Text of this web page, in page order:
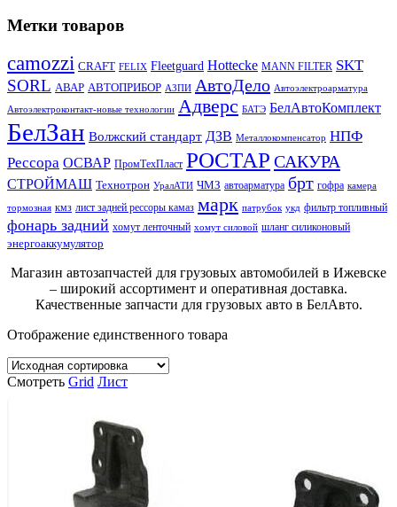
Метки товаров
camozzi CRAFT FELIX Fleetguard Hottecke MANN FILTER SKT
SORL АВАР АВТОПРИБОР АЗПИ АвтоДело Автоэлектроарматура
Автоэлектроконтакт-новые технологии Адверс БАТЭ БелАвтоКомплект
БелЗан Волжский стандарт ДЗВ Металлокомпенсатор НПФ
Рессора ОСВАР ПромТехПласт РОСТАР САКУРА
СТРОЙМАШ Технотрон УралАТИ ЧМЗ автоарматура брт гофра камера
тормозная кмз лист задней рессоры камаз марк патрубок укд фильтр топливный
фонарь задний хомут ленточный хомут силовой шланг силиконовый
энергоаккумулятор
Магазин автозапчастей для грузовых автомобилей в Ижевске
– широкий ассортимент и оперативная доставка.
Качественные запчасти для грузовых авто в БелАвто.
Отображение единственного товара
Смотреть Grid Лист